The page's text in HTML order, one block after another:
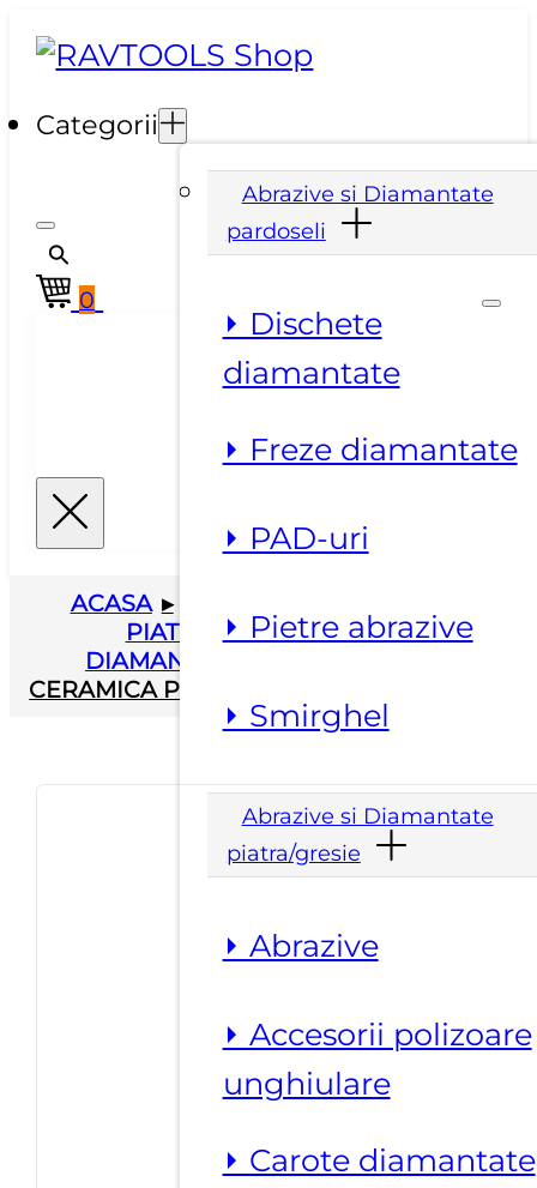
Categorii
Abrazive si Diamantate
pardoseli
⏵ Dischete
diamantate
⏵ Freze diamantate
⏵ PAD-uri
⏵ Pietre abrazive
⏵ Smirghel
Abrazive si Diamantate
piatra/gresie
⏵ Abrazive
⏵ Accesorii polizoare
unghiulare
⏵ Carote diamantate
0
ACASA ▸
PIATRA/GRESIE ▸ DISCURI
DIAMANTATE
CERAMICA PLANET DIAM BC DIAM.230 MM